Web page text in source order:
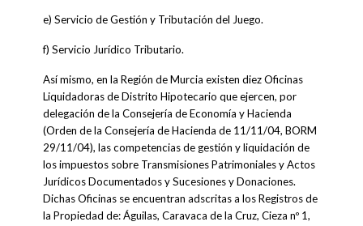
e) Servicio de Gestión y Tributación del Juego.
f) Servicio Jurídico Tributario.
Así mismo, en la Región de Murcia existen diez Oficinas
Liquidadoras de Distrito Hipotecario que ejercen, por
delegación de la Consejería de Economía y Hacienda
(Orden de la Consejería de Hacienda de 11/11/04, BORM
29/11/04), las competencias de gestión y liquidación de
los impuestos sobre Transmisiones Patrimoniales y Actos
Jurídicos Documentados y Sucesiones y Donaciones.
Dichas Oficinas se encuentran adscritas a los Registros de
la Propiedad de: Águilas, Caravaca de la Cruz, Cieza nº 1,